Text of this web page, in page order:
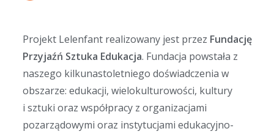
Projekt Lelenfant realizowany jest przez Fundację
Przyjaźń Sztuka Edukacja. Fundacja powstała z
naszego kilkunastoletniego doświadczenia w
obszarze: edukacji, wielokulturowości, kultury
i sztuki oraz współpracy z organizacjami
pozarządowymi oraz instytucjami edukacyjno-